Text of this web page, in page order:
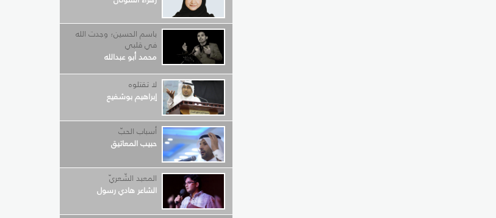
باسم الحسين؛ وجدت الله
في قلبي
محمد أبو عبدالله
لا تقتلوه
إبراهيم بوشفيع
أسباب الحبّ
حبيب المعاتيق
المعبد الشّعريّ
الشاعر هادي رسول